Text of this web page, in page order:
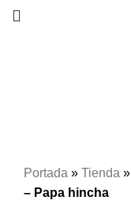
Portada »Tienda »
– Papa hincha